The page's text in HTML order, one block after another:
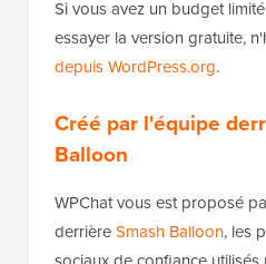
Si vous avez un budget
essayer la version gratuite,
depuis WordPress.org.
Créé par l'équipe
Balloon
WPChat vous est proposé
derrièreSmash Balloon, les